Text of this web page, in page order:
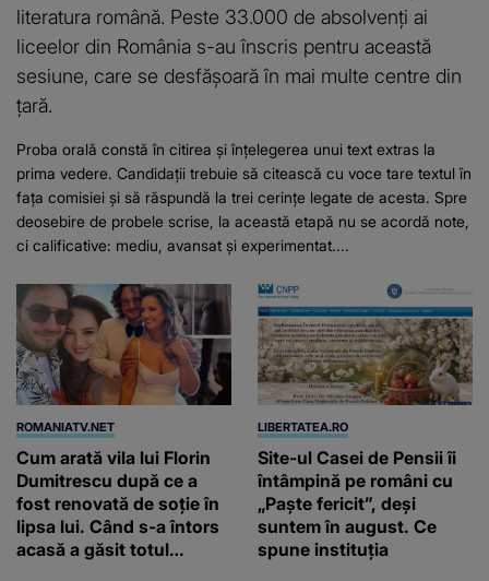
literatura română. Peste 33.000 de absolvenți ai
liceelor din România s-au înscris pentru această
sesiune, care se desfășoară în mai multe centre din
țară.
Proba orală constă în citirea și înțelegerea unui text extras la
prima vedere. Candidații trebuie să citească cu voce tare textul în
fața comisiei și să răspundă la trei cerințe legate de acesta. Spre
deosebire de probele scrise, la această etapă nu se acordă note,
ci calificative: mediu, avansat și experimentat....
ROMANIATV.NET
Cum arată vila lui Florin
Dumitrescu după ce a
fost renovată de soție în
lipsa lui. Când s-a întors
acasă a găsit totul
LIBERTATEA.RO
Site-ul Casei de Pensii îi
întâmpină pe români cu
„Paște fericit”, deși
suntem în august. Ce
spune instituția